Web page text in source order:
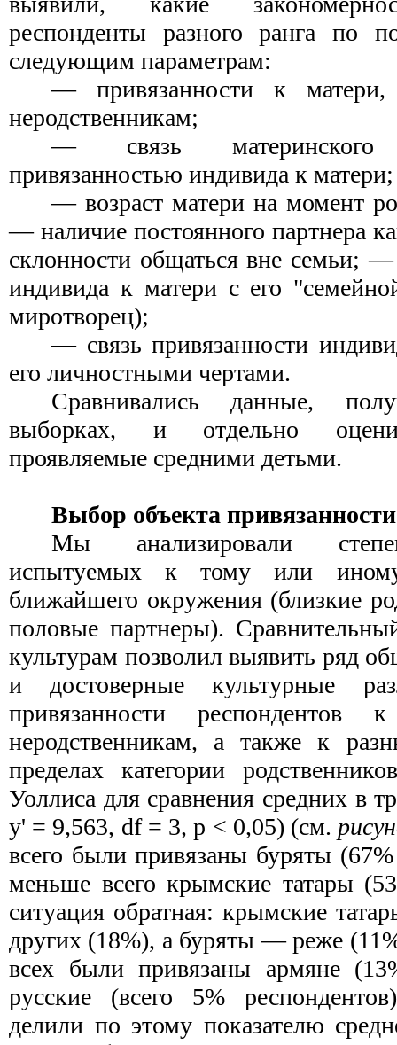
респонденты разного ранга по
следующим параметрам:
— привязанности к
неродственникам;
— связь
привязанностью индивида к матери;
— возраст матери на момент
— наличие постоянного партнера
склонности общаться вне семьи; —
индивида к матери с его
миротворец);
— связь привязанности
его личностными чертами.
Сравнивались данные,
выборках, и отдельно
проявляемые средними детьми.
Выбор объекта привязанности
Мы анализировали
испытуемых к тому или
ближайшего окружения (близкие
половые партнеры).
культурам позволил выявить ряд
и достоверные культурные
привязанности респондентов
неродственникам, а также к
пределах категории
Уоллиса для сравнения средних в
y' = 9,563, df = 3, р < 0,05) (см.
всего были привязаны буряты
меньше всего крымские татары
ситуация обратная: крымские
других (18%), а буряты — реже
всех были привязаны армяне
русские (всего 5%
делили по этому показателю